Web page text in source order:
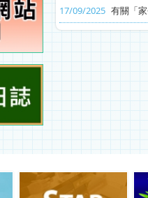
17/09/2025 有關「